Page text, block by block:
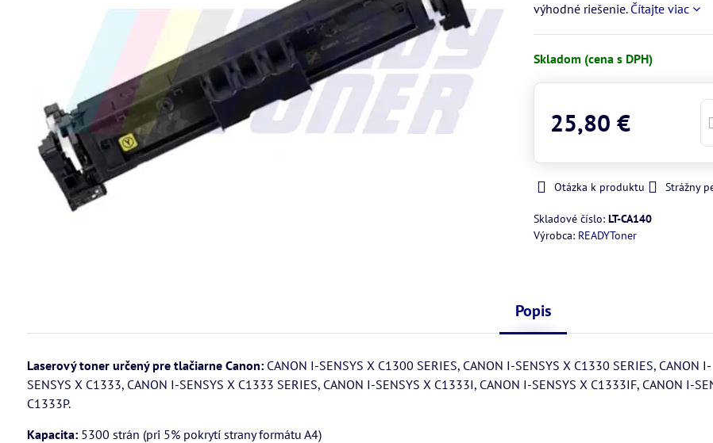
výhodné riešenie. Čítajte viac
Skladom (cena s DPH)
25,80 €
Otázka k produktu Strážny
Skladové číslo: LT-CA140
Výrobca: READYToner
Popis
Laserový toner určený pre tlačiarne Canon:CANON I-SENSYS X C1300 SERIES, CANON I-SENSYS X C1330 SERIES, CANON I-
SENSYS X C1333, CANON I-SENSYS X C1333 SERIES, CANON I-SENSYS X C1333I, CANON I-SENSYS X C1333IF, CANON I-
C1333P.
Kapacita:5300 strán (pri 5% pokrytí strany formátu A4)